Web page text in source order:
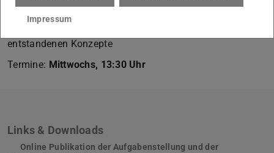
Aufgabenstellung
(dt.)(PDF-Datei)
(wird in neuem Tab geöffnet)
entstandenen Konzepte
Termine: Mittwochs, 13:30 Uhr
Links & Downloads
Online Publikation der Aufgabenstellung und der
Impressum